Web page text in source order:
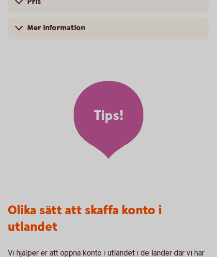
Mer information
Tips!
Olika sätt att skaffa konto i
utlandet
Vi hjälper er att öppna konto i utlandet i de länder där vi har